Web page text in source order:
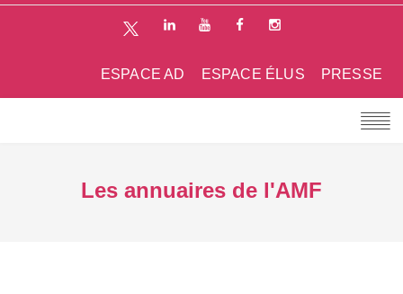
PRESSE
ESPACE ÉLUS
ESPACE AD
Les annuaires de l'AMF